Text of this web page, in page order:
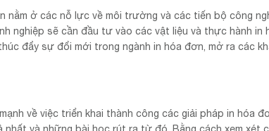
nằm ở các nỗ lực về môi trường và các tiến bộ công
nghiệp sẽ cần đầu tư vào các vật liệu và thực hành
đẩy sự đổi mới trong ngành in hóa đơn, mở ra các
về việc triển khai thành công các giải pháp in hóa